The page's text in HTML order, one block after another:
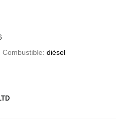
Combustible diésel